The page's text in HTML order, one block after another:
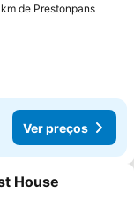
de Prestonpans
Ver preços
favoritos
House